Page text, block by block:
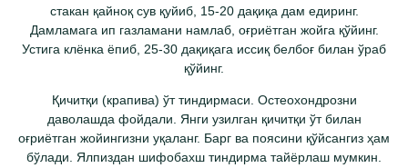
стакан қайноқ сув қуйиб, 15-20 дақиқа дам едиринг.
Дамламага ип газламани намлаб, оғриётган жойга қўйинг.
Устига клёнка ёпиб, 25-30 дақиқага иссиқ белбоғ билан ўраб
қўйинг.
Қичитқи (крапива) ўт тиндирмаси. Остеохондрозни
даволашда фойдали. Янги узилган қичитқи ўт билан
оғриётган жойингизни уқаланг. Барг ва поясини қўйсангиз ҳам
бўлади. Ялпиздан шифобахш тиндирма тайёрлаш мумкин.